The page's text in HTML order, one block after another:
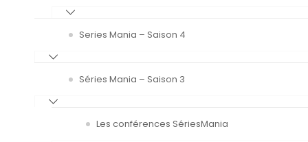
Series Mania – Saison 4
Séries Mania – Saison 3
Les conférences SériesMania